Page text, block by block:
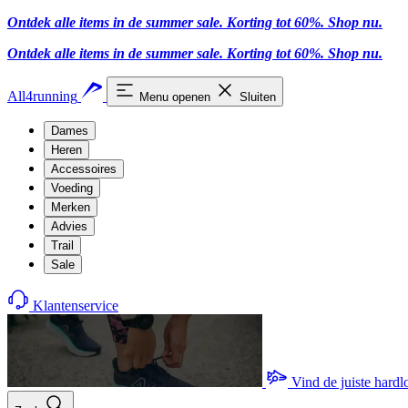
Ontdek alle items in de summer sale. Korting tot 60%. Shop nu.
Ontdek alle items in de summer sale. Korting tot 60%. Shop nu.
All4running Menu openen Sluiten
Dames
Heren
Accessoires
Voeding
Merken
Advies
Trail
Sale
Klantenservice
Vind de juiste